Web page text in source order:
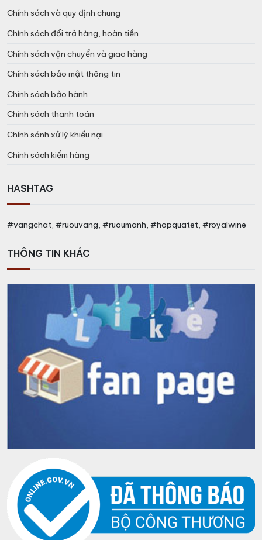
Chính sách và quy định chung
Chính sách đổi trả hàng, hoàn tiền
Chính sách vận chuyển và giao hàng
Chính sách bảo mật thông tin
Chính sách bảo hành
Chính sách thanh toán
Chính sánh xử lý khiếu nại
Chính sách kiểm hàng
HASHTAG
#vangchat, #ruouvang, #ruoumanh, #hopquatet, #royalwine
THÔNG TIN KHÁC